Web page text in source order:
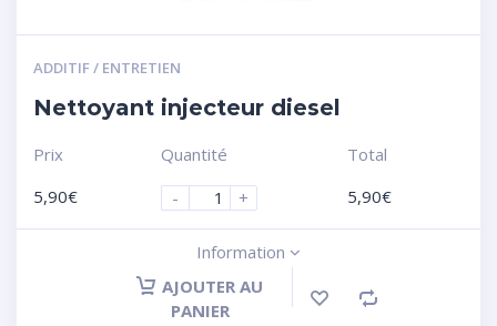
ADDITIF / ENTRETIEN
Nettoyant injecteur diesel
Prix
5,90€
Quantité
-
+
Total
5,90€
Information
AJOUTER AU
PANIER